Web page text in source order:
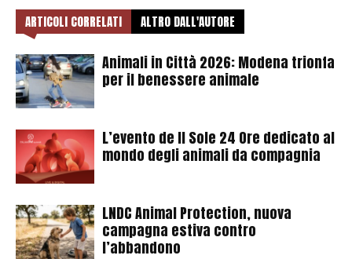
ARTICOLI CORRELATI ALTRO DALL'AUTORE
Animali in Città 2026: Modena trionfa
per il benessere animale
L’evento de Il Sole 24 Ore dedicato al
mondo degli animali da compagnia
LNDC Animal Protection, nuova
campagna estiva contro
l’abbandono